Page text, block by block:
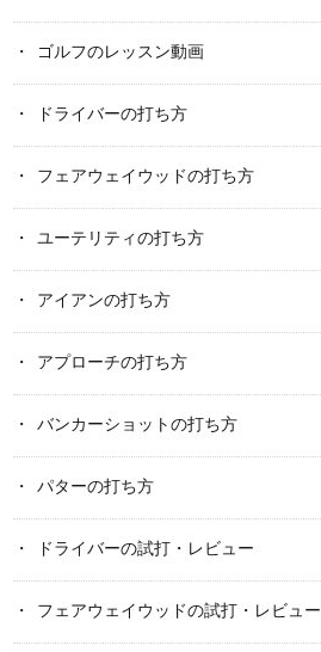
ゴルフのレッスン動画
ドライバーの打ち方
フェアウェイウッドの打ち方
ユーテリティの打ち方
アイアンの打ち方
アプローチの打ち方
バンカーショットの打ち方
パターの打ち方
ドライバーの試打・レビュー
フェアウェイウッドの試打・レビュー